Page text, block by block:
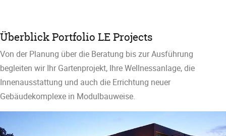
Überblick Portfolio LE Projects
Von der Planung über die Beratung bis zur Ausführung
begleiten wir Ihr Gartenprojekt, Ihre Wellnessanlage, die
Innenausstattung und auch die Errichtung neuer
Gebäudekomplexe in Modulbauweise.